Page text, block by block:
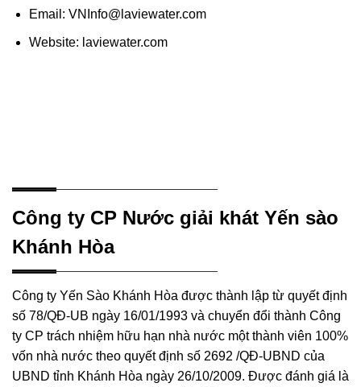
Email: VNInfo@laviewater.com
Website: laviewater.com
Công ty CP Nước giải khát Yến sào
Khánh Hòa
Công ty Yến Sào Khánh Hòa được thành lập từ quyết định
số 78/QĐ-UB ngày 16/01/1993 và chuyển đổi thành Công
ty CP trách nhiệm hữu hạn nhà nước một thành viên 100%
vốn nhà nước theo quyết định số 2692 /QĐ-UBND của
UBND tỉnh Khánh Hòa ngày 26/10/2009. Được đánh giá là